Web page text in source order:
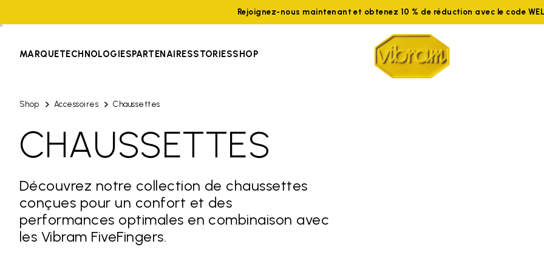
Rejoignez-nous maintenant et obtenez 10 % de réduction avec le code
MARQUETECHNOLOGIESPARTENAIRESSTORIESSHOP
Shop Accessoires Chaussettes
CHAUSSETTES
Découvrez notre collection de chaussettes
conçues pour un confort et des
performances optimales en combinaison avec
les Vibram FiveFingers.